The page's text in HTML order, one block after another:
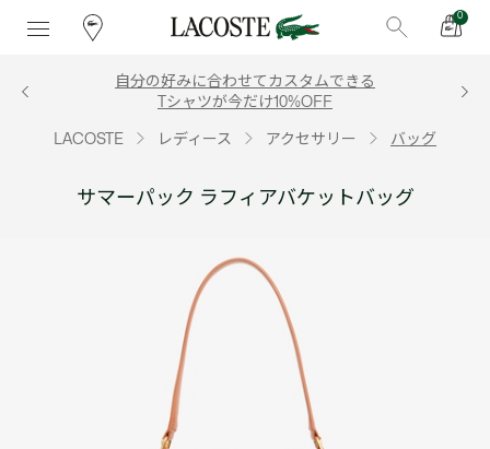
0
自分の好みに合わせてカスタムできる
Tシャツが今だけ10%OFF
LACOSTE レディース アクセサリー バッグ
サマーパック ラフィアバケットバッグ